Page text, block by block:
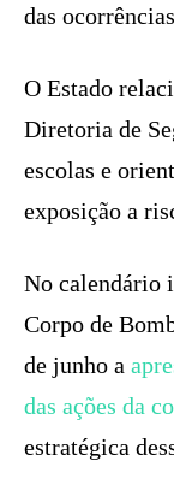
das
O Estado
Diretoria de
escolas e
exposição a
No calendário
Corpo de
de junho a
das ações da
estratégica